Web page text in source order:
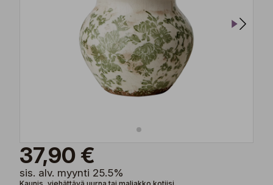
37,90 €
sis. alv. myynti 25.5%